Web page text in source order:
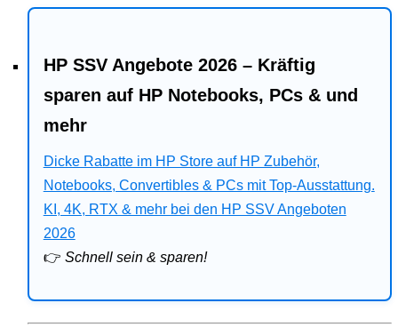
Web
Business
Angebote
Bitdefender
Ratgeber
HP SSV Angebote 2026 – Kräftig
sparen auf HP Notebooks, PCs & und
mehr
Dicke Rabatte im HP Store auf HP Zubehör,
Notebooks, Convertibles & PCs mit Top-Ausstattung.
KI, 4K, RTX & mehr bei den HP SSV Angeboten
2026
👉 Schnell sein & sparen!